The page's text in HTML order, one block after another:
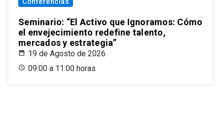
Seminario: “El Activo que Ignoramos: Cómo
el envejecimiento redefine talento,
mercados y estrategia”
19 de Agosto de 2026
09:00 a 11:00 horas